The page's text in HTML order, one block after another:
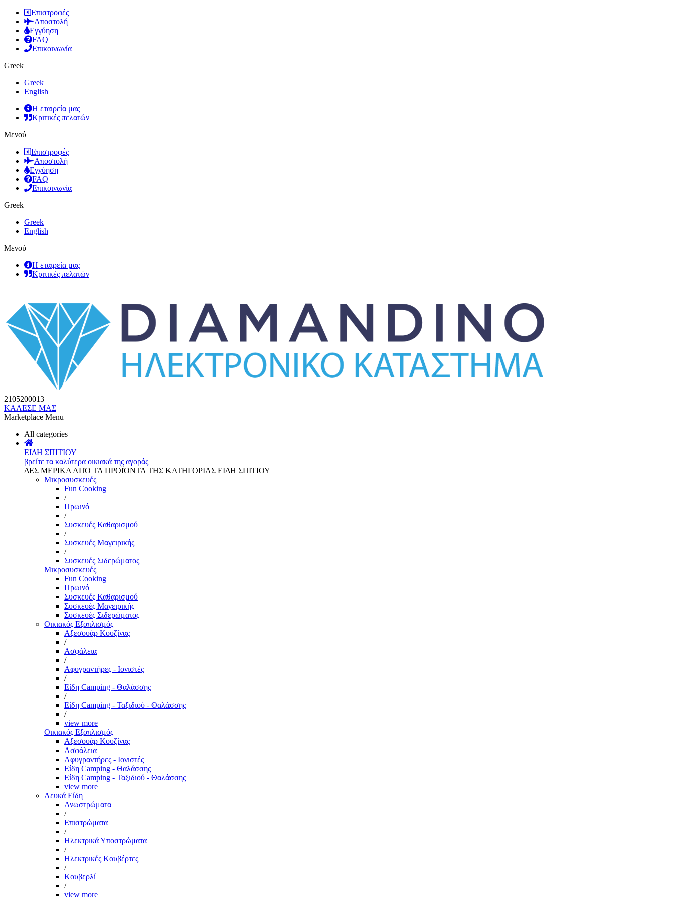
Επιστροφές
Αποστολή
Εγγύηση
FAQ
Επικοινωνία
Greek
Greek
English
Η εταιρεία μας
Κριτικές πελατών
Μενού
Επιστροφές
Αποστολή
Εγγύηση
FAQ
Επικοινωνία
Greek
Greek
English
Μενού
Η εταιρεία μας
Κριτικές πελατών
2105200013
ΚΑΛΕΣΕ ΜΑΣ
Marketplace Menu
All categories
ΕΙΔΗ ΣΠΙΤΙΟΥ
βρείτε τα καλύτερα οικιακά της αγοράς
ΔΕΣ ΜΕΡΙΚΑ ΑΠΌ ΤΑ ΠΡΟΪΌΝΤΑ ΤΗΣ ΚΑΤΗΓΟΡΙΑΣ ΕΙΔΗ ΣΠΙΤΙΟΥ
Μικροσυσκευές
Fun Cooking
/
Πρωινό
/
Συσκευές Καθαρισμού
/
Συσκευές Μαγειρικής
/
Συσκευές Σιδερώματος
Μικροσυσκευές
Fun Cooking
Πρωινό
Συσκευές Καθαρισμού
Συσκευές Μαγειρικής
Συσκευές Σιδερώματος
Οικιακός Εξοπλισμός
Αξεσουάρ Κουζίνας
/
Ασφάλεια
/
Αφυγραντήρες - Ιονιστές
/
Είδη Camping - Θαλάσσης
/
Είδη Camping - Ταξιδιού - Θαλάσσης
/
view more
Οικιακός Εξοπλισμός
Αξεσουάρ Κουζίνας
Ασφάλεια
Αφυγραντήρες - Ιονιστές
Είδη Camping - Θαλάσσης
Είδη Camping - Ταξιδιού - Θαλάσσης
view more
Λευκά Είδη
Ανωστρώματα
/
Επιστρώματα
/
Ηλεκτρικά Υποστρώματα
/
Ηλεκτρικές Κουβέρτες
/
Κουβερλί
/
view more